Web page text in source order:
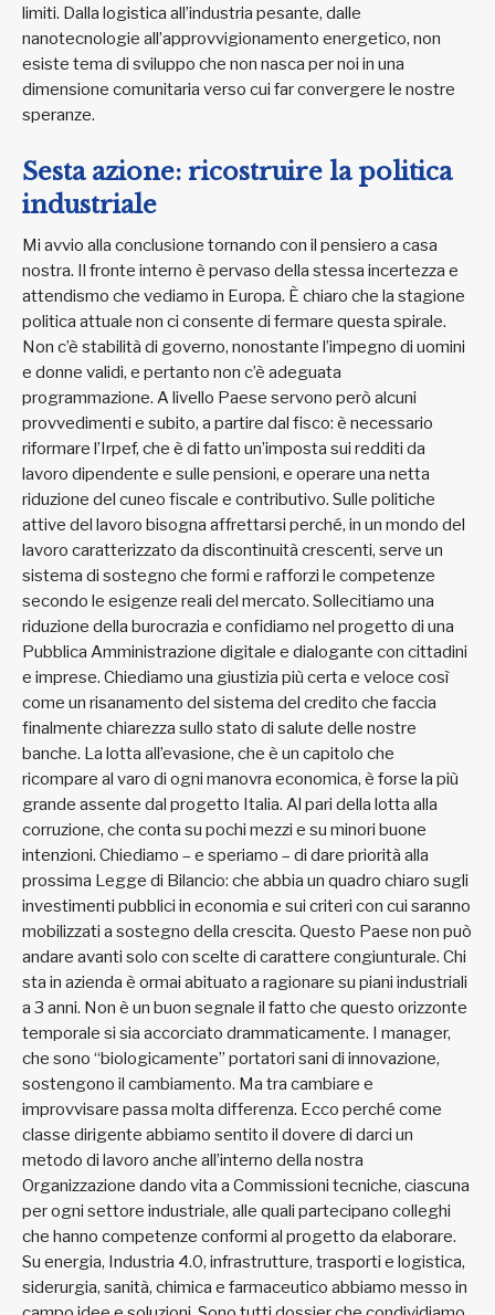
limiti. Dalla logistica all’industria pesante, dalle
nanotecnologie all’approvvigionamento energetico, non
esiste tema di sviluppo che non nasca per noi in una
dimensione comunitaria verso cui far convergere le nostre
speranze.
Sesta azione: ricostruire la politica
industriale
Mi avvio alla conclusione tornando con il pensiero a casa
nostra. Il fronte interno è pervaso della stessa incertezza e
attendismo che vediamo in Europa. È chiaro che la stagione
politica attuale non ci consente di fermare questa spirale.
Non c’è stabilità di governo, nonostante l’impegno di uomini
e donne validi, e pertanto non c’è adeguata
programmazione. A livello Paese servono però alcuni
provvedimenti e subito, a partire dal fisco: è necessario
riformare l’Irpef, che è di fatto un’imposta sui redditi da
lavoro dipendente e sulle pensioni, e operare una netta
riduzione del cuneo fiscale e contributivo. Sulle politiche
attive del lavoro bisogna affrettarsi perché, in un mondo del
lavoro caratterizzato da discontinuità crescenti, serve un
sistema di sostegno che formi e rafforzi le competenze
secondo le esigenze reali del mercato. Sollecitiamo una
riduzione della burocrazia e confidiamo nel progetto di una
Pubblica Amministrazione digitale e dialogante con cittadini
e imprese. Chiediamo una giustizia più certa e veloce così
come un risanamento del sistema del credito che faccia
finalmente chiarezza sullo stato di salute delle nostre
banche. La lotta all’evasione, che è un capitolo che
ricompare al varo di ogni manovra economica, è forse la più
grande assente dal progetto Italia. Al pari della lotta alla
corruzione, che conta su pochi mezzi e su minori buone
intenzioni. Chiediamo – e speriamo – di dare priorità alla
prossima Legge di Bilancio: che abbia un quadro chiaro sugli
investimenti pubblici in economia e sui criteri con cui saranno
mobilizzati a sostegno della crescita. Questo Paese non può
andare avanti solo con scelte di carattere congiunturale. Chi
sta in azienda è ormai abituato a ragionare su piani industriali
a 3 anni. Non è un buon segnale il fatto che questo orizzonte
temporale si sia accorciato drammaticamente. I manager,
che sono “biologicamente” portatori sani di innovazione,
sostengono il cambiamento. Ma tra cambiare e
improvvisare passa molta differenza. Ecco perché come
classe dirigente abbiamo sentito il dovere di darci un
metodo di lavoro anche all’interno della nostra
Organizzazione dando vita a Commissioni tecniche, ciascuna
per ogni settore industriale, alle quali partecipano colleghi
che hanno competenze conformi al progetto da elaborare.
Su energia, Industria 4.0, infrastrutture, trasporti e logistica,
siderurgia, sanità, chimica e farmaceutico abbiamo messo in